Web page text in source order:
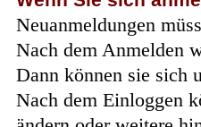
Neuanmeldungen
Nach dem Anmelden
Dann können sie sich
Nach dem Einloggen